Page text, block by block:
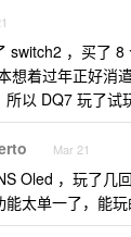
switch2 ，买了
想着过年正好消
所以 DQ7 玩了试
Mar 21
Oled ，玩了几
太单一了，能玩